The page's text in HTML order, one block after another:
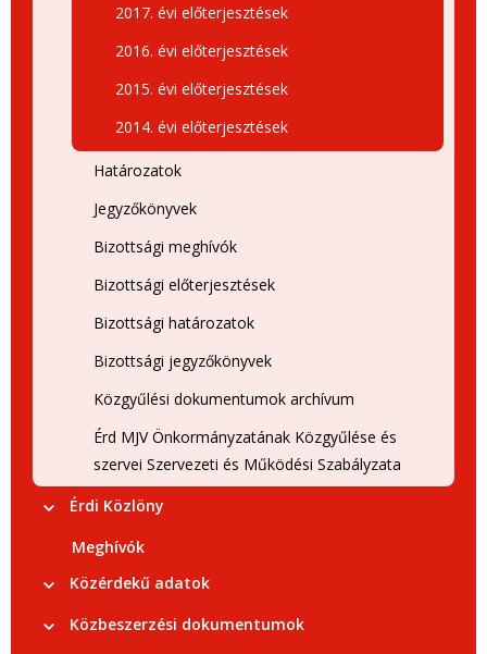
2017. évi előterjesztések
2016. évi előterjesztések
2015. évi előterjesztések
2014. évi előterjesztések
Határozatok
Jegyzőkönyvek
Bizottsági meghívók
Bizottsági előterjesztések
Bizottsági határozatok
Bizottsági jegyzőkönyvek
Közgyűlési dokumentumok archívum
Érd MJV Önkormányzatának Közgyűlése és
szervei Szervezeti és Működési Szabályzata
Érdi Közlöny
Meghívók
Közérdekű adatok
Közbeszerzési dokumentumok